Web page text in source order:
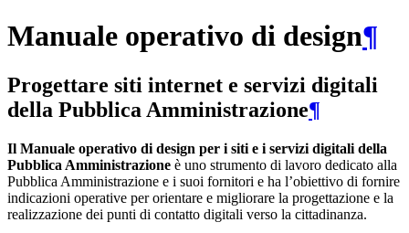
Manuale operativo di design¶
Progettare siti internet e servizi digitali
della Pubblica Amministrazione¶
Il Manuale operativo di design per i siti e i servizi digitali della
Pubblica Amministrazione è uno strumento di lavoro dedicato alla
Pubblica Amministrazione e i suoi fornitori e ha l’obiettivo di fornire
indicazioni operative per orientare e migliorare la progettazione e la
realizzazione dei punti di contatto digitali verso la cittadinanza.